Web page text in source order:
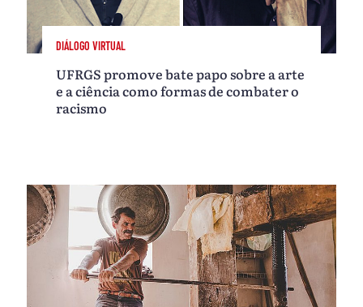
DIÁLOGO VIRTUAL
UFRGS promove bate papo sobre a arte
e a ciência como formas de combater o
racismo